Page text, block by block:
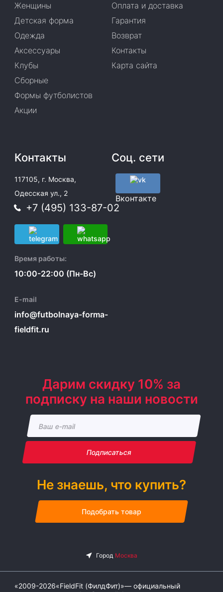
Женщины
Детская форма
Одежда
Аксессуары
Клубы
Сборные
Формы футболистов
Акции
Оплата и доставка
Гарантия
Возврат
Контакты
Карта сайта
Контакты
117105, г. Москва,
Одесская ул., 2
+7 (495) 133-87-02
Время работы:
10:00-22:00 (Пн-Вс)
E-mail
info@futbolnaya-forma-
fieldfit.ru
Соц. сети
Вконтакте
Дарим скидку 10% за
подписку на наши новости
Подписаться
Не знаешь, что купить?
Подобрать товар
«2009-2026«FieldFit (ФилдФит)»— официальный